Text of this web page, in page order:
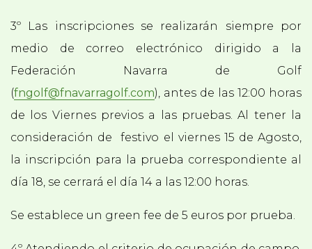
3º Las inscripciones se realizarán siempre por
medio de correo electrónico dirigido a la
Federación Navarra de Golf
(fngolf@fnavarragolf.com), antes de las 12:00 horas
de los Viernes previos a las pruebas. Al tener la
consideración de festivo el viernes 15 de Agosto,
la inscripción para la prueba correspondiente al
día 18, se cerrará el día 14 a las 12:00 horas.
Se establece un green fee de 5 euros por prueba.